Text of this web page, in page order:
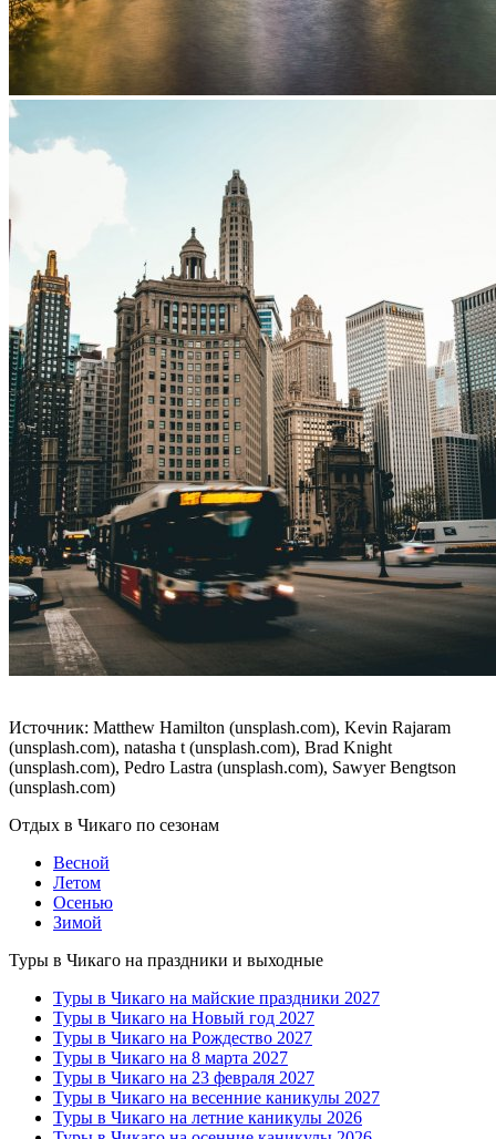
Источник: Matthew Hamilton (unsplash.com), Kevin Rajaram
(unsplash.com), natasha t (unsplash.com), Brad Knight
(unsplash.com), Pedro Lastra (unsplash.com), Sawyer Bengtson
(unsplash.com)
Отдых в Чикаго по сезонам
Весной
Летом
Осенью
Зимой
Туры в Чикаго на праздники и выходные
Туры в Чикаго на майские праздники 2027
Туры в Чикаго на Новый год 2027
Туры в Чикаго на Рождество 2027
Туры в Чикаго на 8 марта 2027
Туры в Чикаго на 23 февраля 2027
Туры в Чикаго на весенние каникулы 2027
Туры в Чикаго на летние каникулы 2026